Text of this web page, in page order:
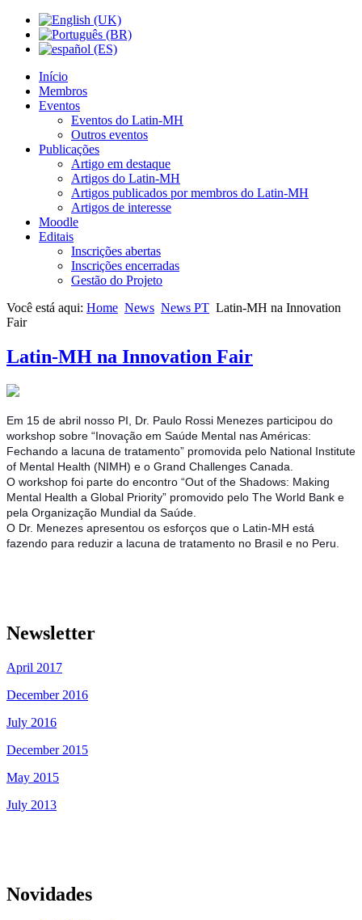
Início
Membros
Eventos
Eventos do Latin-MH
Outros eventos
Publicações
Artigo em destaque
Artigos do Latin-MH
Artigos publicados por membros do Latin-MH
Artigos de interesse
Moodle
Editais
Inscrições abertas
Inscrições encerradas
Gestão do Projeto
Você está aqui: Home News News PT Latin-MH na Innovation
Fair
Latin-MH na Innovation Fair
Em 15 de abril nosso PI, Dr. Paulo Rossi Menezes participou do
workshop sobre “Inovação em Saúde Mental nas Américas:
Fechando a lacuna de tratamento” promovida pelo National Institute
of Mental Health (NIMH) e o Grand Challenges Canada.
O workshop foi parte do encontro “Out of the Shadows: Making
Mental Health a Global Priority” promovido pelo The World Bank e
pela Organização Mundial da Saúde.
O Dr. Menezes apresentou os esforços que o Latin-MH está
fazendo para reduzir a lacuna de tratamento no Brasil e no Peru.
Newsletter
April 2017
December 2016
July 2016
December 2015
May 2015
July 2013
Novidades